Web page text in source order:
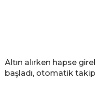
Altın alırken hapse
başladı, otomatik